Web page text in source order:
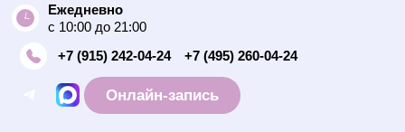
Ежедневно
с 10:00 до 21:00
+7 (915) 242-04-24
+7 (495) 260-04-24
Онлайн-запись